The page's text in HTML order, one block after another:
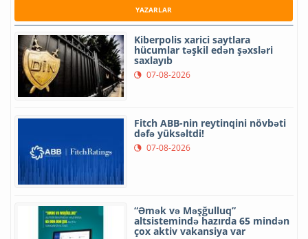
YAZARLAR
Kiberpolis xarici saytlara
hücumlar təşkil edən şəxsləri
saxlayıb
07-08-2026
Fitch ABB-nin reytinqini növbəti
dəfə yüksəltdi!
07-08-2026
“Əmək və Məşğulluq”
altsistemində hazırda 65 mindən
çox aktiv vakansiya var